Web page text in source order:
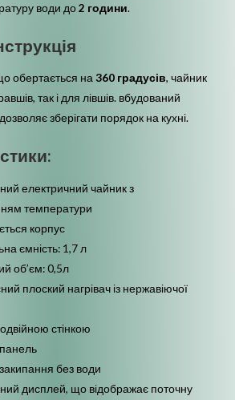
води до2 години.
обертається на 360 градусів, чайник
так і для лівшів. вбудований
зберігати порядок на кухні.
електричний чайник з
температури
корпус
ємність: 1,7 л
об’єм: 0,5л
плоский нагрівач із нержавіючої
стінкою
без води
дисплей, що відображає поточну